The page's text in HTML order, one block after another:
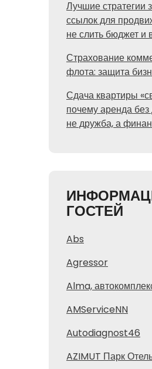
Лучшие стратегии
ссылок для
не слить бюджет
Страхование
флота: защита
Сдача квартиры
почему аренда
не дружба, а
ГОСТЕЙ
Abs
Agressor
Alma,
AMServiceNN
Autodiagnost46
AZIMUT Парк